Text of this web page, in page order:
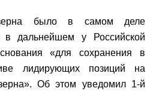
было в самом деле
дальнейшем у Российской
«для сохранения в
лидирующих позиций на
Об этом уведомил 1-й